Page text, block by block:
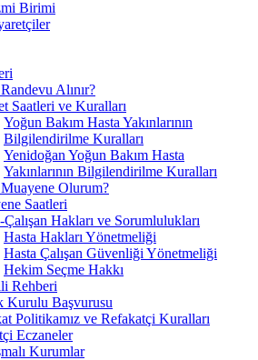
Birimi
Alınır?
Saatleri ve Kuralları
Yoğun Bakım Hasta Yakınlarının
Bilgilendirilme Kuralları
Yenidoğan Yoğun Bakım Hasta
Yakınlarının Bilgilendirilme Kuralları
Muayene Olurum?
Saatleri
Çalışan Hakları ve Sorumlulukları
Hasta Hakları Yönetmeliği
Hasta Çalışan Güvenliği Yönetmeliği
Hekim Seçme Hakkı
Rehberi
Kurulu Başvurusu
Politikamız ve Refakatçi Kuralları
Eczaneler
Kurumlar